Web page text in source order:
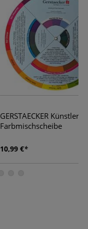
GERSTAECKER Künstler-
Farbmischscheibe
10,99 €